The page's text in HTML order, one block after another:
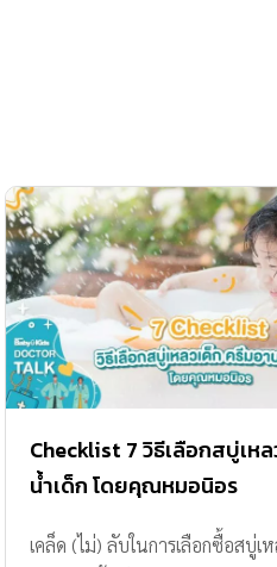
Checklist 7 วิธีเลือกสบู่เห
น้ำเด็ก โดยคุณหมอนิอร
เคล็ด (ไม่) ลับในการเลือกซื้อสบู่เ